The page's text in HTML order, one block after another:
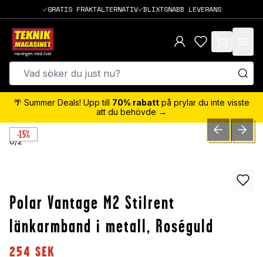
GRATIS FRAKTALTERNATIV BLIXTSNABB LEVERANS
items in cart,
🌴 Summer Deals! Upp till 70% rabatt på prylar du inte visste
att du behövde →
-15%
0/2 PREVIOUSNEXT
Polar Vantage M2 Stilrent
länkarmband i metall, Roséguld
254 SEK